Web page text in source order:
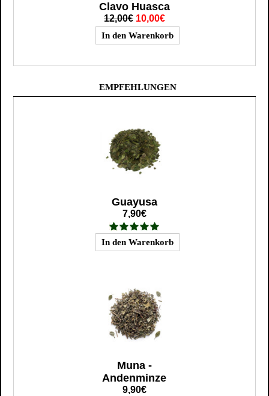
Clavo Huasca
12,00€ 10,00€
EMPFEHLUNGEN
Guayusa
7,90€
Muna -
Andenminze
9,90€